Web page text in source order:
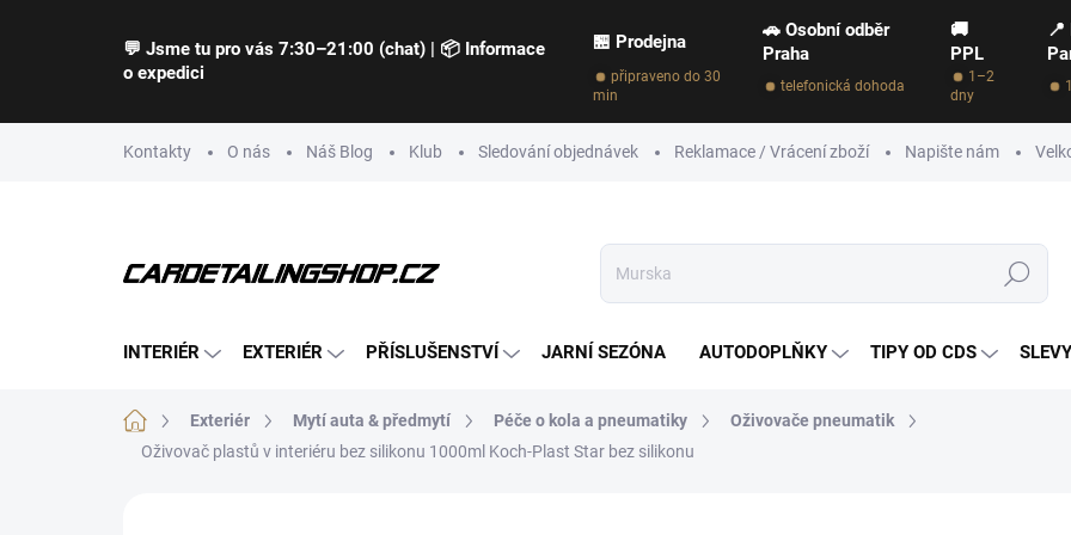
💬 Jsme tu pro vás 7:30–21:00 (chat) | 📦 Informace
o expedici
🏪 Prodejna
🚗 Osobní odběr
Praha
🚚
PPL
📍
připraveno do 30
min
telefonická dohoda
1–2
dny
Kontakty O nás Náš Blog Klub Sledování objednávek Reklamace / Vrácení zboží Napište nám
Hledat
INTERIÉR EXTERIÉR PŘÍSLUŠENSTVÍ JARNÍ SEZÓNA AUTODOPLŇKY TIPY OD CDS
Domů Exteriér Mytí auta & předmytí Péče o kola a pneumatiky
Oživovače pneumatik
Oživovač plastů v interiéru bez silikonu 1000ml Koch-Plast Star bez silikonu